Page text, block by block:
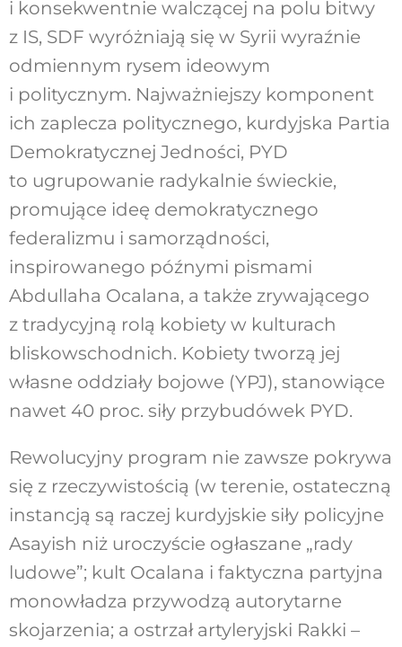
i konsekwentnie walczącej na polu bitwy
z IS, SDF wyróżniają się w Syrii wyraźnie
odmiennym rysem ideowym
i politycznym. Najważniejszy komponent
ich zaplecza politycznego, kurdyjska Partia
Demokratycznej Jedności, PYD
to ugrupowanie radykalnie świeckie,
promujące ideę demokratycznego
federalizmu i samorządności,
inspirowanego późnymi pismami
Abdullaha Ocalana, a także zrywającego
z tradycyjną rolą kobiety w kulturach
bliskowschodnich. Kobiety tworzą jej
własne oddziały bojowe (YPJ), stanowiące
nawet 40 proc. siły przybudówek PYD.
Rewolucyjny program nie zawsze pokrywa
się z rzeczywistością (w terenie, ostateczną
instancją są raczej kurdyjskie siły policyjne
Asayish niż uroczyście ogłaszane „rady
ludowe”; kult Ocalana i faktyczna partyjna
monowładza przywodzą autorytarne
skojarzenia; a ostrzał artyleryjski Rakki –